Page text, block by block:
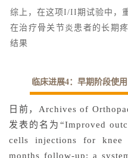
综上，在这项I/II期试验中，
在治疗骨关节炎患者的长期
结果
临床进展4：早期阶段使
日前，Archives of
发表的名为“Improved
cells injections for knee
months follow-up: a